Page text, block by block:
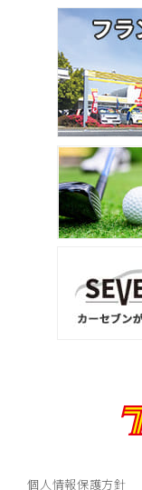
個人情報保護方針